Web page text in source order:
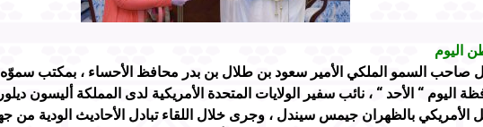
اليوم
صاحب السمو الملكي الأمير سعود بن طلال بن بدر محافظ الأحساء ، بمكتب سموّه
اليوم “ الأحد “ ، نائب سفير الولايات المتحدة الأمريكية لدى المملكة أليسون
الأمريكي بالظهران جيمس سيندل ، وجرى خلال اللقاء تبادل الأحاديث الودية من